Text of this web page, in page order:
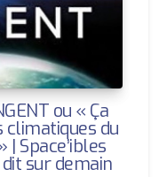
ou « Ça
climatiques du
| Space’ibles
dit sur demain